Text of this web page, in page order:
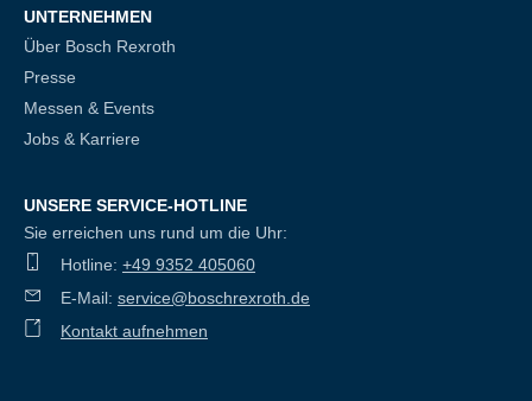
UNTERNEHMEN
Über Bosch Rexroth
Presse
Messen & Events
Jobs & Karriere
UNSERE SERVICE-HOTLINE
Sie erreichen uns rund um die Uhr:
Hotline: +49 9352 405060
E-Mail: service@boschrexroth.de
Kontakt aufnehmen